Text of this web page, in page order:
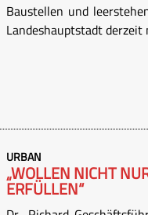
Baustellen und
Landeshauptstadt derzeit
URBAN
„WOLLEN NICHT
ERFÜLLEN“